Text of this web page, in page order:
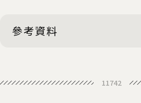
參考資料
Children Shakes
11742